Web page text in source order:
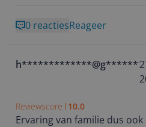
over mogelijke mankementen.
0 reactiesReageer
Reviewscore 10.0
Ervaring van familie dus